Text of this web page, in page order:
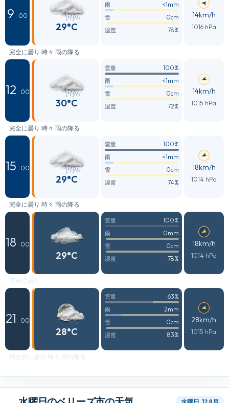
9 : 00
29°C
雨 <1mm
雪 0cm
湿度 78%
14km/h
1016 hPa
完全に曇り 時々 雨の降る
12 : 00
30°C
雲量 100%
雨 <1mm
雪 0cm
湿度 72%
14km/h
1015 hPa
完全に曇り 時々 雨の降る
15 : 00
29°C
雲量 100%
雨 <1mm
雪 0cm
湿度 74%
18km/h
1014 hPa
完全に曇り 時々 雨の降る
18 : 00
29°C
雲量 100%
雨 0mm
雪 0cm
湿度 78%
18km/h
1014 hPa
完全に曇り
21 : 00
28°C
雲量 63%
雨 2mm
雪 0cm
湿度 83%
28km/h
1015 hPa
部分的に曇り 時々 雨の降る